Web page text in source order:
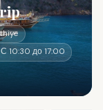
10:30 до 17:00